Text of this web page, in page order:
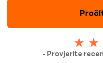
- Provjerite